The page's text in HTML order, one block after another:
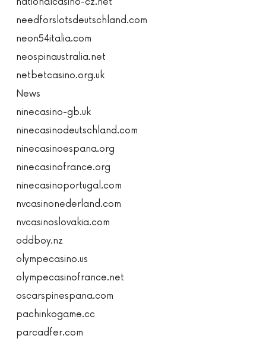
needforslotsdeutschland.com
neon54italia.com
neospinaustralia.net
netbetcasino.org.uk
News
ninecasino-gb.uk
ninecasinodeutschland.com
ninecasinoespana.org
ninecasinofrance.org
ninecasinoportugal.com
nvcasinonederland.com
nvcasinoslovakia.com
oddboy.nz
olympecasino.us
olympecasinofrance.net
oscarspinespana.com
pachinkogame.cc
parcadfer.com